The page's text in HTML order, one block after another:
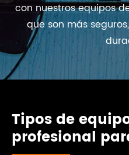
con nuestros equipos
que son más
Tipos de
profesional